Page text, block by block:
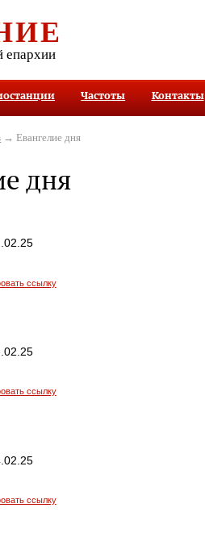
епархии
Частоты Контакты
→ Евангелие дня
дня
ссылку
ссылку
ссылку